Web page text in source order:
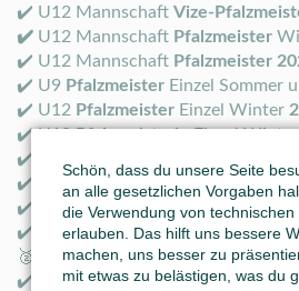
✔️ U12 Mannschaft Vize-
✔️ U12 Mannschaft Pfalzmeister
✔️ U12 Mannschaft Pfalzmeister
✔️ U9 Pfalzmeister Einzel Sommer
✔️ U12 Pfalzmeister Einzel Winter
✔️ U12PfalzmeisterinEinzel
✔️ U16
✔️ U11
Rheinland-Pfalzmeister
✔️ U12Rheinland-Pfalzmeister
✔️ U12Vize-Rheinland-
🥈
✔️ U9Vize-PfalzmeisterEinzel2025
Schön, dass du unsere Seite
an alle gesetzlichen Vorgaben
die Verwendung von technischen
erlauben. Das hilft uns bessere
machen, uns besser zu
mit etwas zu belästigen, was du